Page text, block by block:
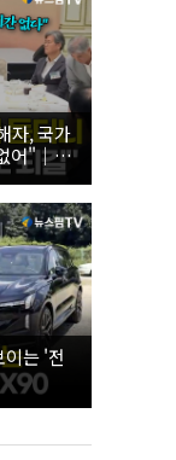
자, 국가
어"｜
는 '전